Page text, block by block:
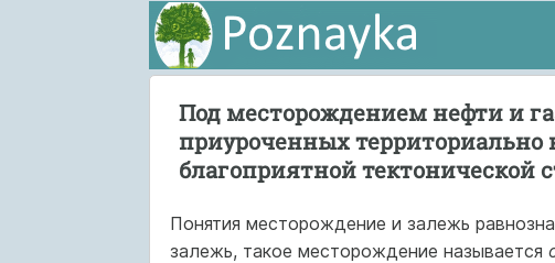
Под месторождением нефти и
приуроченных
благоприятной тектонической
Понятия месторождение и залежь
залежь, такое месторождение называется